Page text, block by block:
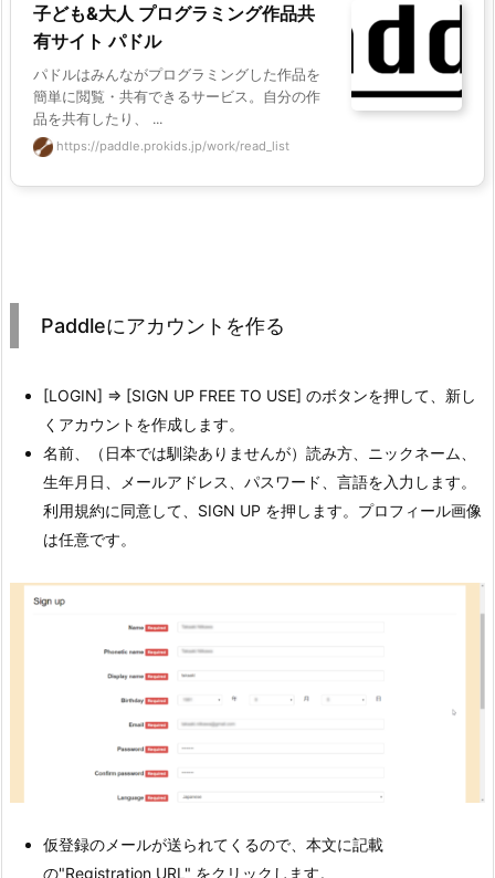
子ども&大人 プログラミング作品共
有サイト パドル
パドルはみんながプログラミングした作品を
簡単に閲覧・共有できるサービス。自分の作
品を共有したり、 ...
https://paddle.prokids.jp/work/read_list
Paddleにアカウントを作る
[LOGIN] ⇒ [SIGN UP FREE TO USE] のボタンを押して、新し
くアカウントを作成します。
名前、（日本では馴染ありませんが）読み方、ニックネーム、
生年月日、メールアドレス、パスワード、言語を入力します。
利用規約に同意して、SIGN UP を押します。プロフィール画像
は任意です。
仮登録のメールが送られてくるので、本文に記載
の"Registration URL" をクリックします。